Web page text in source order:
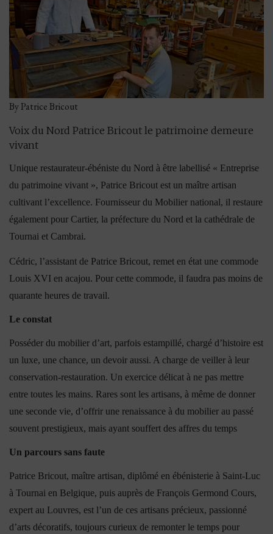
By Patrice Bricout
Voix du Nord Patrice Bricout le patrimoine demeure
vivant
Unique restaurateur-ébéniste du Nord à être labellisé « Entreprise
du patrimoine vivant », Patrice Bricout est un maître artisan
cultivant l’excellence. Fournisseur du Mobilier national, il restaure
également pour Cartier, la préfecture du Nord et la cathédrale de
Tournai et Cambrai.
Cédric, l’assistant de Patrice Bricout, remet en état une commode
Louis XVI en acajou. Pour cette commode, il faudra pas moins de
quarante heures de travail.
Le constat
Posséder du mobilier d’art, parfois estampillé, chargé d’histoire est
un luxe, une chance, un devoir aussi. A charge de veiller à leur
conservation-restauration. Un exercice délicat à ne pas mettre
entre toutes les mains. Rares sont les artisans, à même de donner
une seconde vie, d’offrir une renaissance à du mobilier au passé
souvent prestigieux, mais ayant souffert des affres du temps
Un parcours sans faute
Patrice Bricout, maître artisan, diplômé en ébénisterie à Saint-Luc
à Tournai en Belgique, puis auprès de François Germond Cours,
expert au Louvres, est l’un de ces artisans précieux, passionné
d’arts décoratifs, toujours curieux de remonter le temps pour